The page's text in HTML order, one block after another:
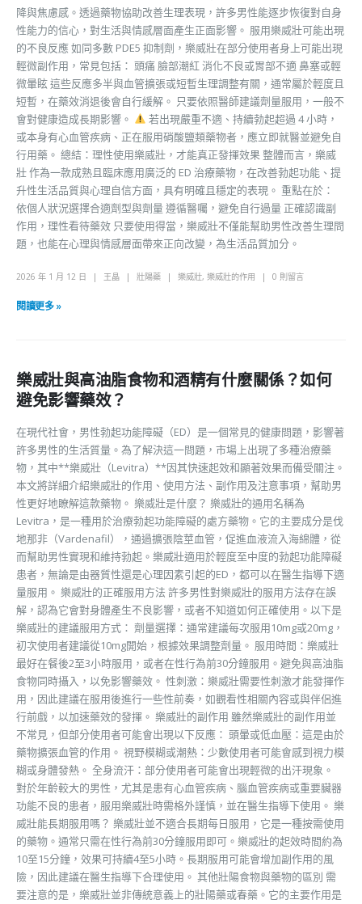
降與焦慮感。透過藥物協助改善生理表現，許多男性能逐步恢復對自身
性能力的信心，對生活與情感層面產生正面影響。 服用樂威壯可能出現
的不良反應 如同多數 PDE5 抑制劑，樂威壯在部分使用者身上可能出現
輕微副作用，常見包括： 頭痛 臉部潮紅 消化不良或胃部不適 鼻塞或輕
微暈眩 這些反應多半與血管擴張或短暫生理調整有關，通常屬於輕度且
短暫，在藥效消退後會自行緩解。 只要依照醫師建議劑量服用，一般不
會對健康造成長期影響。
若出現嚴重不適、持續勃起超過 4 小時，
或本身有心血管疾病、正在服用硝酸鹽類藥物者，應立即就醫並避免自
行用藥。 總結：理性使用樂威壯，才能真正發揮效果 整體而言，樂威
壯 作為一款成熟且臨床應用廣泛的 ED 治療藥物，在改善勃起功能、提
升性生活品質與心理自信方面，具有明確且穩定的表現。 重點在於：
依個人狀況選擇合適劑型與劑量 遵循醫囑，避免自行過量 正確認識副
作用，理性看待藥效 只要使用得當，樂威壯不僅能幫助男性改善生理問
題，也能在心理與情感層面帶來正向改變，為生活品質加分。
2026 年 1 月 12 日 王晶 壯陽藥 樂威壯, 樂威壯的作用 0 則留言
閱讀更多 »
樂威壯與高油脂食物和酒精有什麼關係？如何
避免影響藥效？
在現代社會，男性勃起功能障礙（ED）是一個常見的健康問題，影響著
許多男性的生活質量。為了解決這一問題，市場上出現了多種治療藥
物，其中**樂威壯（Levitra）**因其快速起效和顯著效果而備受關注。
本文將詳細介紹樂威壯的作用、使用方法、副作用及注意事項，幫助男
性更好地瞭解這款藥物。 樂威壯是什麼？ 樂威壯的通用名稱為
Levitra，是一種用於治療勃起功能障礙的處方藥物。它的主要成分是伐
地那非（Vardenafil），通過擴張陰莖血管，促進血液流入海綿體，從
而幫助男性實現和維持勃起。樂威壯適用於輕度至中度的勃起功能障礙
患者，無論是由器質性還是心理因素引起的ED，都可以在醫生指導下適
量服用。 樂威壯的正確服用方法 許多男性對樂威壯的服用方法存在誤
解，認為它會對身體產生不良影響，或者不知道如何正確使用。以下是
樂威壯的建議服用方式： 劑量選擇：通常建議每次服用10mg或20mg，
初次使用者建議從10mg開始，根據效果調整劑量。 服用時間：樂威壯
最好在餐後2至3小時服用，或者在性行為前30分鐘服用。避免與高油脂
食物同時攝入，以免影響藥效。 性刺激：樂威壯需要性刺激才能發揮作
用，因此建議在服用後進行一些性前奏，如觀看性相關內容或與伴侶進
行前戲，以加速藥效的發揮。 樂威壯的副作用 雖然樂威壯的副作用並
不常見，但部分使用者可能會出現以下反應： 頭暈或低血壓：這是由於
藥物擴張血管的作用。 視野模糊或潮熱：少數使用者可能會感到視力模
糊或身體發熱。 全身流汗：部分使用者可能會出現輕微的出汗現象。
對於年齡較大的男性，尤其是患有心血管疾病、腦血管疾病或重要臟器
功能不良的患者，服用樂威壯時需格外謹慎，並在醫生指導下使用。 樂
威壯能長期服用嗎？ 樂威壯並不適合長期每日服用，它是一種按需使用
的藥物。通常只需在性行為前30分鐘服用即可。樂威壯的起效時間約為
10至15分鐘，效果可持續4至5小時。長期服用可能會增加副作用的風
險，因此建議在醫生指導下合理使用。 其他壯陽食物與藥物的區別 需
要注意的是，樂威壯並非傳統意義上的壯陽藥或春藥。它的主要作用是